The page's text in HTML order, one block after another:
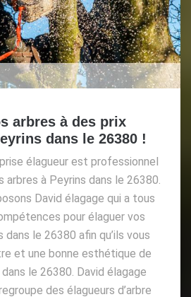
arbres à des prix
dans le 26380 !
élagueur est professionnel
arbres à Peyrins dans le 26380.
David élagage qui a tous
pour élaguer vos
dans le 26380 afin qu’ils vous
et une bonne esthétique de
le 26380. David élagage
des élagueurs d’arbre